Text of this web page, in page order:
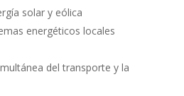
solar y eólica
energéticos locales
del transporte y la